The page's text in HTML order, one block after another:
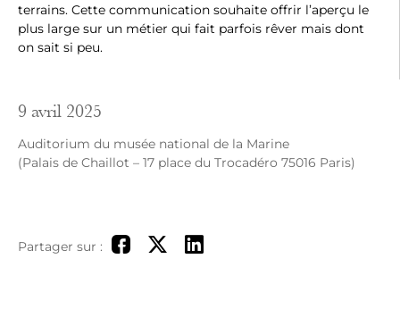
terrains. Cette communication souhaite offrir l’aperçu le
plus large sur un métier qui fait parfois rêver mais dont
on sait si peu.
9 avril 2025
Auditorium du musée national de la Marine
(Palais de Chaillot – 17 place du Trocadéro 75016 Paris)
Partager sur :